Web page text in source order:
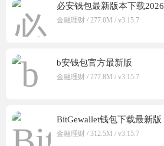
必安钱包最新版本下载2026
金融理财 / 277.0M / v3.15.7
b安钱包官方最新版
金融理财 / 277.8M / v3.15.7
BitGewallet钱包下载最新版
金融理财 / 312.5M / v3.15.7